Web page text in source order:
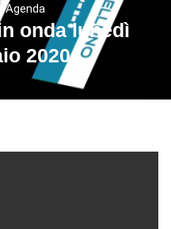
Agenda
onda lunedì
2020